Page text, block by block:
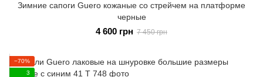
Зимние сапоги Guero кожаные со стрейчем на платформе
черные
4 600 грн 7 450 грн
−70%
3